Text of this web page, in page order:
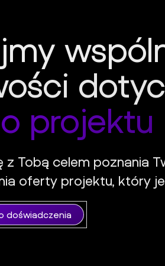
projektu
z Tobą celem poznania
oferty projektu, który je
doświadczenia